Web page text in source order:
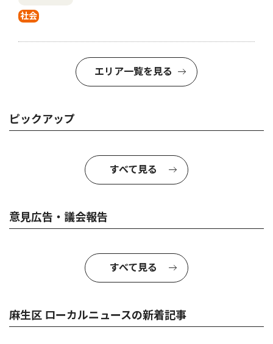
社会
エリア一覧を見る
ピックアップ
すべて見る
意見広告・議会報告
すべて見る
麻生区 ローカルニュースの新着記事